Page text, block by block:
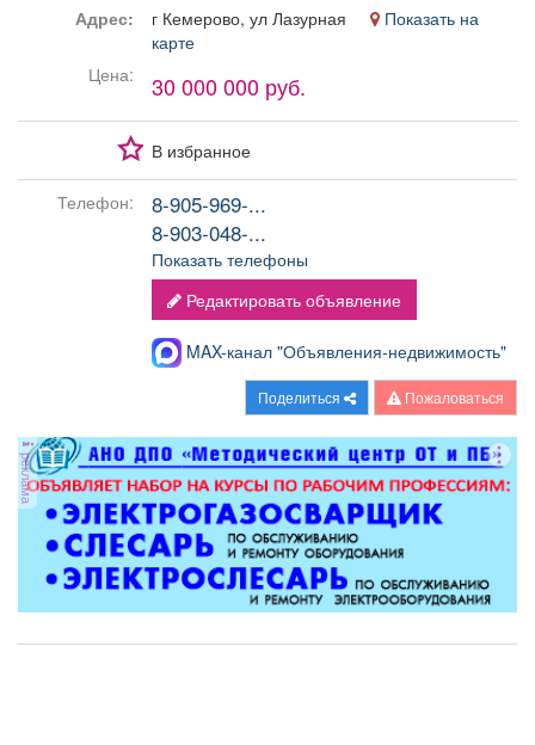
Адрес:
г Кемерово, ул Лазурная
Показать на
карте
Цена:
30 000 000 руб.
В избранное
Телефон:
8-905-969-...
8-903-048-...
Показать телефоны
Редактировать объявление
MAX-канал "Объявления-недвижимость"
Поделиться Пожаловаться
реклама